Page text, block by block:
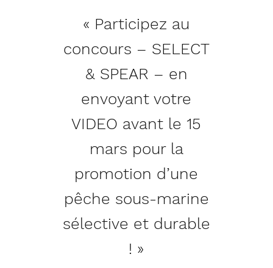
« Participez au
concours – SELECT
& SPEAR – en
envoyant votre
VIDEO avant le 15
mars pour la
promotion d’une
pêche sous-marine
sélective et durable
! »